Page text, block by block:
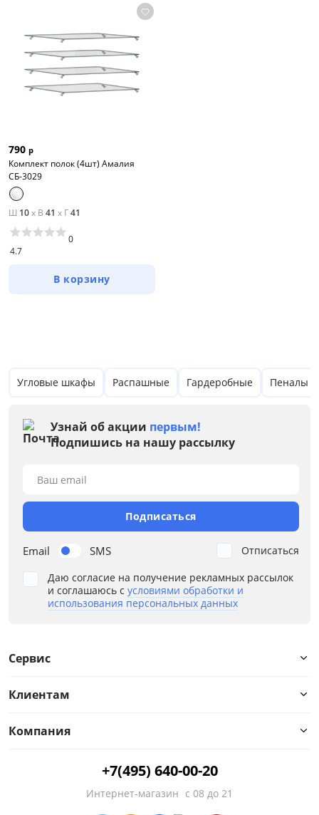
Шкафы прямые
Шкафы модульные
Прихожие
Цена
Размер
от
Глубина, см
от до
790 р
Комплект полок (4шт) Амалия
СБ-3029
Ш 10x В 41 x Г41
4.7
0
В корзину
Угловые шкафы Распашные Гардеробные Пеналы
Узнай об акции первым!
Подпишись на нашу рассылку
Email SMS
Ваш email
Подписаться
Даю согласие на получение рекламных рассылок
и соглашаюсь с условиями обработки и
использования персональных данных
Отписаться
Сервис
Клиентам
Компания
+7(495) 640-00-20
Интернет-магазин с 08 до 21